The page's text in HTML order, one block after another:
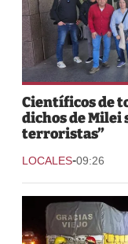
Científicos de
dichos de Milei
terroristas”
LOCALES-09:26